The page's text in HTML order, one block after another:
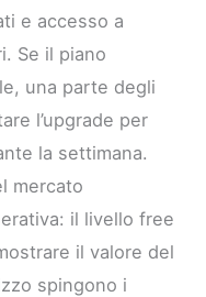
e accesso a
Se il piano
una parte degli
l’upgrade per
la settimana.
mercato
il livello free
il valore del
spingono i